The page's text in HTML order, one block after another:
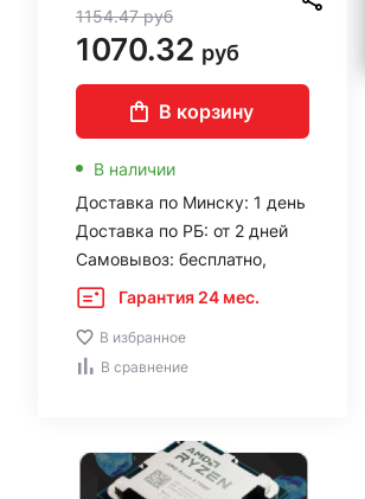
1154.47руб
1070.32 руб
В корзину
В наличии
Доставка по Минску: 1 день
Доставка по РБ: от 2 дней
Самовывоз: бесплатно,
Гарантия 24 мес.
В избранное
В сравнение